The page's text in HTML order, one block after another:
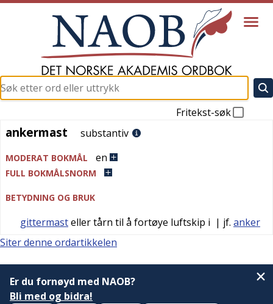
Fritekst-søk
ankermast
ankermast substantiv
MODERAT BOKMÅL en
FULL BOKMÅLSNORM
BETYDNING OG BRUK
gittermasteller tårn til å fortøye luftskip i | jf. anker
Siter denne ordartikkelen
Er du fornøyd med NAOB?
Bli med og bidra!